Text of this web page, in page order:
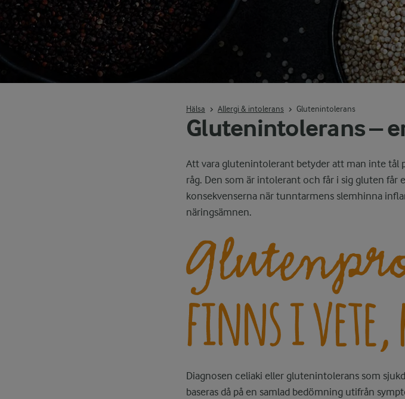
Hälsa Allergi & intolerans Glutenintolerans
Glutenintolerans –
Att vara glutenintolerant betyder att man inte
råg. Den som är intolerant och får i sig gluten
konsekvenserna när tunntarmens slemhinna
näringsämnen.
Diagnosen celiaki eller glutenintolerans som
baseras då på en samlad bedömning utifrån